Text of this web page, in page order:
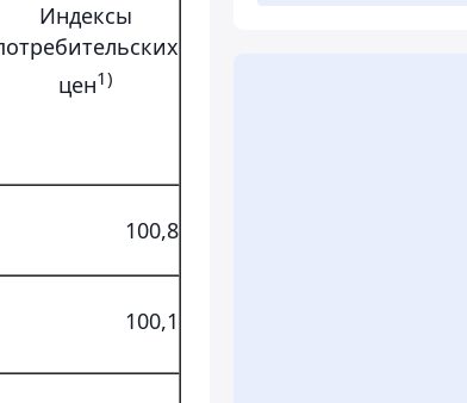
Индексы
цен1)
100,8
100,1